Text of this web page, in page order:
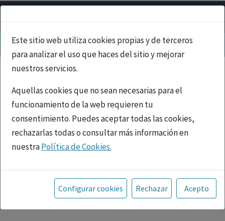
Este sitio web utiliza cookies propias y de terceros
para analizar el uso que haces del sitio y mejorar
nuestros servicios.
Aquellas cookies que no sean necesarias para el
funcionamiento de la web requieren tu
consentimiento. Puedes aceptar todas las cookies,
rechazarlas todas o consultar más información en
nuestraPolítica de Cookies.
Toda la información incluida en la Página Web está
referida a productos del mercado español y, por
tanto, dirigida a profesionales sanitarios legalmente
facultados para prescribir o dispensar medicamentos
Configurar cookies Rechazar Acepto